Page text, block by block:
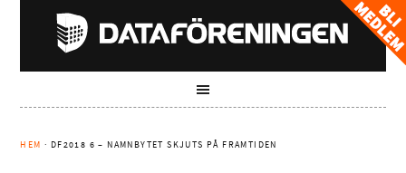
HEM · DF2018 6 – NAMNBYTET SKJUTS PÅ FRAMTIDEN